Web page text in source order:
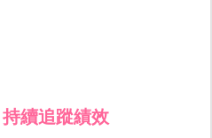
續追蹤績效